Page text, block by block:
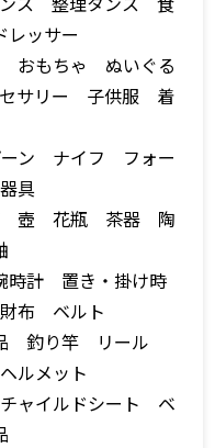
ッサー
おもちゃ ぬいぐる
サリー 子供服 着
ン ナイフ フォー
具
壺 花瓶 茶器 陶
時計 置き・掛け時
布 ベルト
釣り竿 リール
ルメット
ャイルドシート ベ